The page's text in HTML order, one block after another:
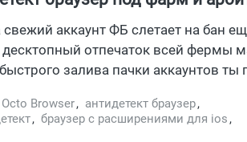
до 100 профилей
для iPhone, iPad
аккаунт ФБ слетает на бан
десктопный отпечаток всей фермы
залива пачки аккаунтов
просто ошибки авторизации. Самый
профилей — перенос профилей на
будет как нельзя кстати.
Octo Browser, антидетект браузер,
, браузер с расширениями для ios,